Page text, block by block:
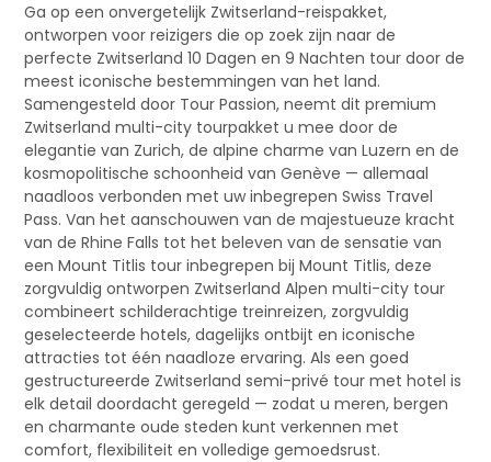
Ga op een onvergetelijk Zwitserland-reispakket,
ontworpen voor reizigers die op zoek zijn naar de
perfecte Zwitserland 10 Dagen en 9 Nachten tour door de
meest iconische bestemmingen van het land.
Samengesteld door Tour Passion, neemt dit premium
Zwitserland multi-city tourpakket u mee door de
elegantie van Zurich, de alpine charme van Luzern en de
kosmopolitische schoonheid van Genève — allemaal
naadloos verbonden met uw inbegrepen Swiss Travel
Pass. Van het aanschouwen van de majestueuze kracht
van de Rhine Falls tot het beleven van de sensatie van
een Mount Titlis tour inbegrepen bij Mount Titlis, deze
zorgvuldig ontworpen Zwitserland Alpen multi-city tour
combineert schilderachtige treinreizen, zorgvuldig
geselecteerde hotels, dagelijks ontbijt en iconische
attracties tot één naadloze ervaring. Als een goed
gestructureerde Zwitserland semi-privé tour met hotel is
elk detail doordacht geregeld — zodat u meren, bergen
en charmante oude steden kunt verkennen met
comfort, flexibiliteit en volledige gemoedsrust.